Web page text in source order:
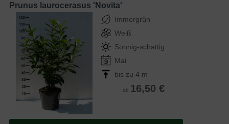
Prunus laurocerasus 'Novita'
Immergrün
Weiß
Sonnig-schattig
Mai
bis zu 4 m
ab 16,50 €